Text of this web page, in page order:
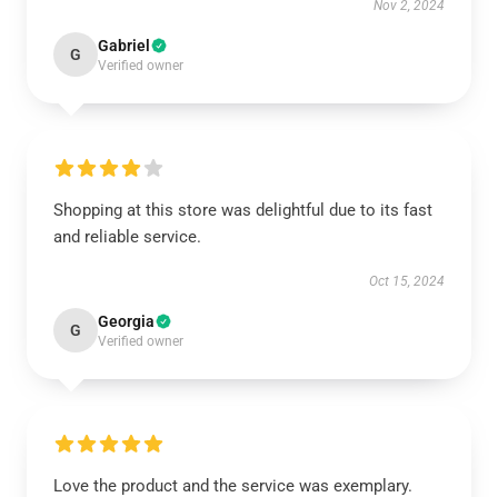
Nov 2, 2024
G Gabriel
Verified owner
Shopping at this store was delightful due to its fast
and reliable service.
Oct 15, 2024
G Georgia
Verified owner
Love the product and the service was exemplary.